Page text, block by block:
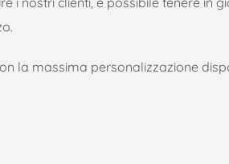
la massima personalizzazione